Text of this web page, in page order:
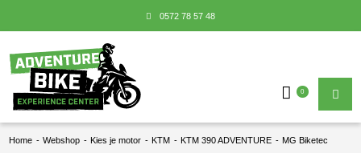
0572 78 57 48
0
Home - Webshop - Kies je motor - KTM - KTM 390 ADVENTURE - MG Biketec